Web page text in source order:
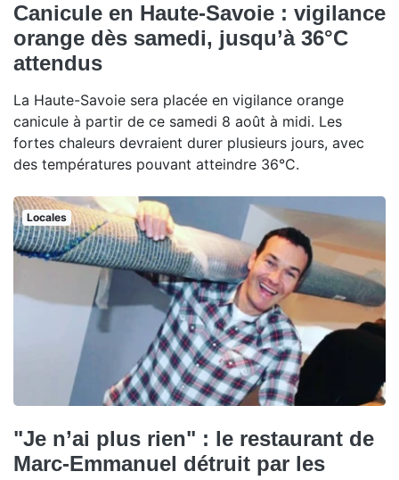
Canicule en Haute-Savoie : vigilance
orange dès samedi, jusqu’à 36°C
attendus
La Haute-Savoie sera placée en vigilance orange
canicule à partir de ce samedi 8 août à midi. Les
fortes chaleurs devraient durer plusieurs jours, avec
des températures pouvant atteindre 36°C.
Locales
"Je n’ai plus rien" : le restaurant de
Marc-Emmanuel détruit par les